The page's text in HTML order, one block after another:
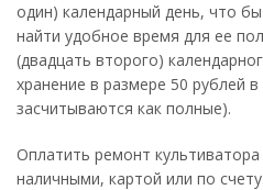
один) календарный день, что
найти удобное время для ее
(двадцать второго)
хранение в размере 50 рублей
засчитываются как полные).
Оплатить ремонт
наличными, картой или по